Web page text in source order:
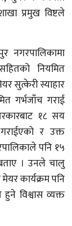
प्रमुख विष्टले
नगरपालिकामा
नियमित
सुत्केरी स्याहार
गर्भजाँच गराई
१८ सय
र उक्त
पनि १५
। उनले चालु
कार्यक्रम पनि
विश्वास व्यक्त